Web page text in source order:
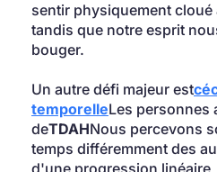
sentir physiquement cloué
tandis que notre esprit
bouger.
Un autre défi majeur est
temporelleLes personnes
deTDAHNous percevons
temps différemment des
d'une progression linéaire,